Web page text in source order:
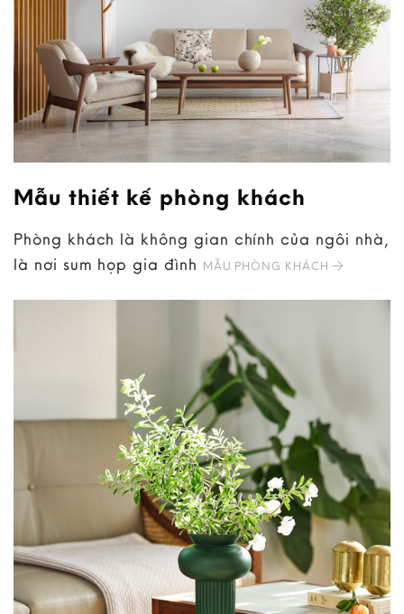
Mẫu thiết kế phòng khách
Phòng khách là không gian chính của ngôi nhà,
là nơi sum họp gia đình MẪU PHÒNG KHÁCH